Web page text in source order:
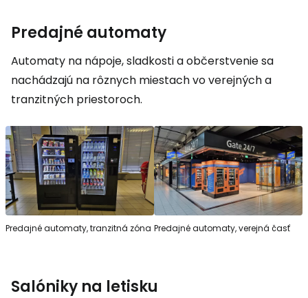
Predajné automaty
Automaty na nápoje, sladkosti a občerstvenie sa
nachádzajú na rôznych miestach vo verejných a
tranzitných priestoroch.
Predajné automaty, tranzitná zóna Predajné automaty, verejná časť
Salóniky na letisku